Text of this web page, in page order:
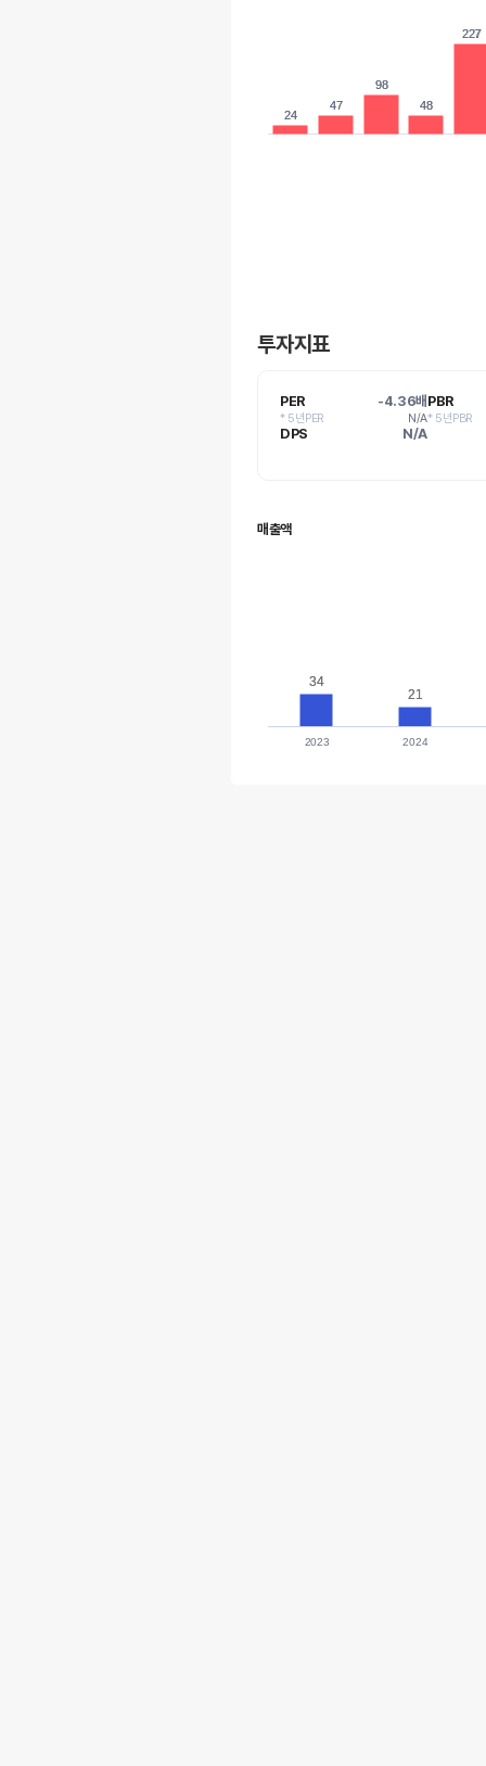
24
24
47
47
98
98
48
48
227
227
투자지표
PER -4.36배
* 5년PER N/A
PBR
* 5년PBR
DPS N/A
매출액
34
34
21
21
2023 2024